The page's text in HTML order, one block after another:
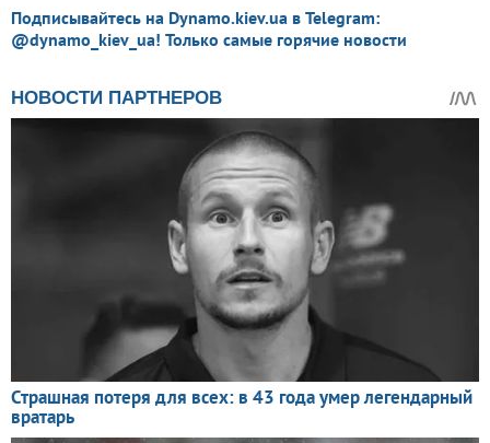
Подписывайтесь на Dynamo.kiev.ua в Telegram:
@dynamo_kiev_ua! Только самые горячие новости